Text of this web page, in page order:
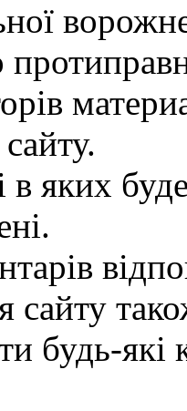
в яких
сайту
будь-які